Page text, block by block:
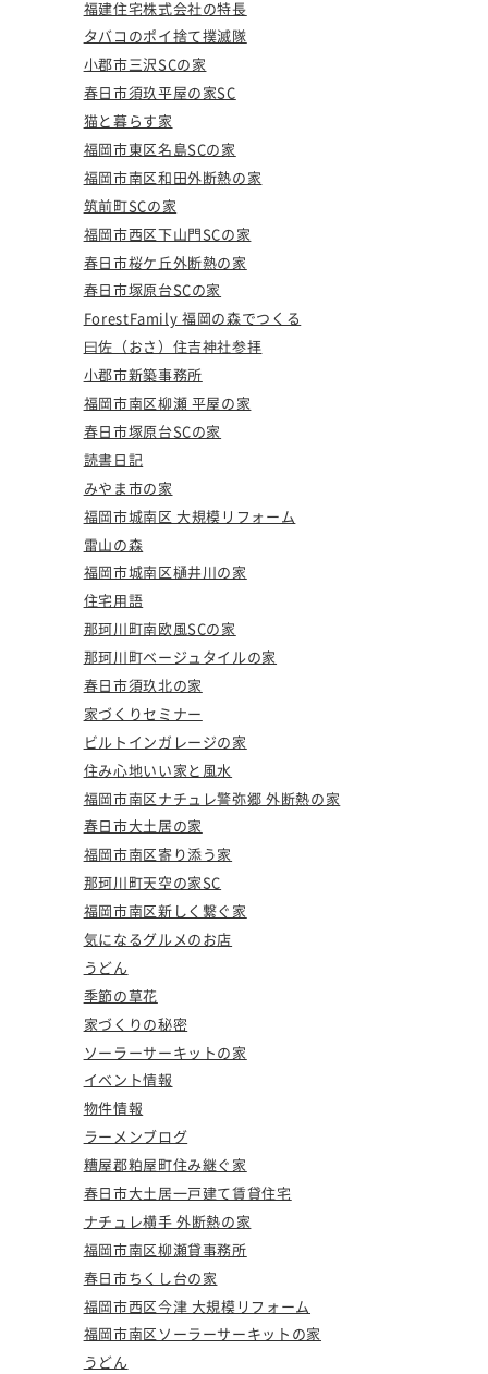
福建住宅株式会社の特長
タバコのポイ捨て撲滅隊
小郡市三沢SCの家
春日市須玖平屋の家SC
猫と暮らす家
福岡市東区名島SCの家
福岡市南区和田外断熱の家
筑前町SCの家
福岡市西区下山門SCの家
春日市桜ケ丘外断熱の家
春日市塚原台SCの家
ForestFamily 福岡の森でつくる
曰佐（おさ）住吉神社参拝
小郡市新築事務所
福岡市南区柳瀬 平屋の家
春日市塚原台SCの家
読書日記
みやま市の家
福岡市城南区 大規模リフォーム
雷山の森
福岡市城南区樋井川の家
住宅用語
那珂川町南欧風SCの家
那珂川町ベージュタイルの家
春日市須玖北の家
家づくりセミナー
ビルトインガレージの家
住み心地いい家と風水
福岡市南区ナチュレ警弥郷 外断熱の家
春日市大土居の家
福岡市南区寄り添う家
那珂川町天空の家SC
福岡市南区新しく繋ぐ家
気になるグルメのお店
うどん
季節の草花
家づくりの秘密
ソーラーサーキットの家
イベント情報
物件情報
ラーメンブログ
糟屋郡粕屋町住み継ぐ家
春日市大土居一戸建て賃貸住宅
ナチュレ横手 外断熱の家
福岡市南区柳瀬貸事務所
春日市ちくし台の家
福岡市西区今津 大規模リフォーム
福岡市南区ソーラーサーキットの家
うどん